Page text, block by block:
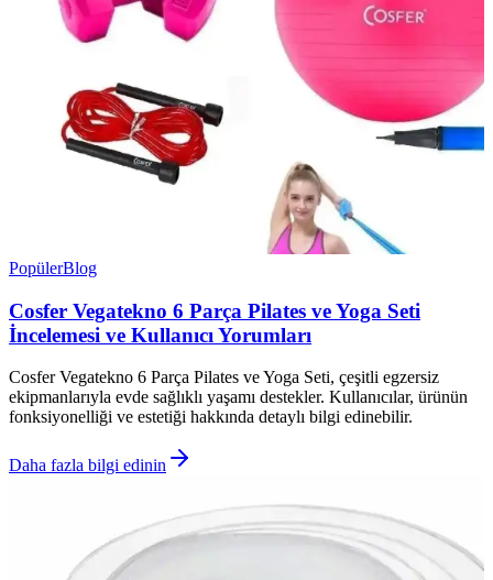
PopülerBlog
Cosfer Vegatekno 6 Parça Pilates ve Yoga Seti
İncelemesi ve Kullanıcı Yorumları
Cosfer Vegatekno 6 Parça Pilates ve Yoga Seti, çeşitli egzersiz
ekipmanlarıyla evde sağlıklı yaşamı destekler. Kullanıcılar, ürünün
fonksiyonelliği ve estetiği hakkında detaylı bilgi edinebilir.
Daha fazla bilgi edinin